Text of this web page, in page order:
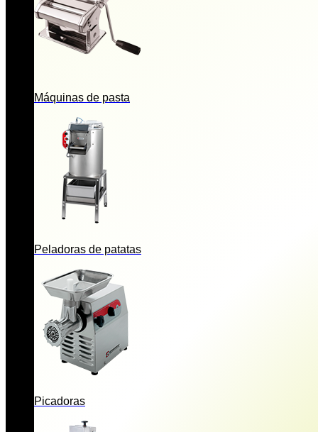
Máquinas de pasta
Peladoras de patatas
Picadoras